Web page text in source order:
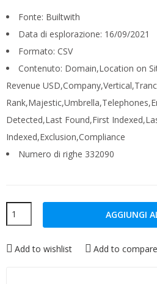
Fonte: Builtwith
Data di esplorazione: 16/09/2021
Formato: CSV
Contenuto: Domain,Location on
Revenue
Detected,Last Found,First
Indexed,Exclusion,Compliance
Numero di righe 332090
AGGIUNGI
Add to wishlist Add to compare